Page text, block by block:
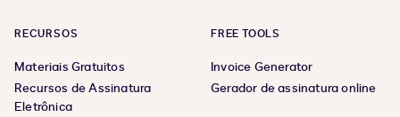
RECURSOS
Materiais Gratuitos
Recursos de Assinatura
Eletrônica
FREE TOOLS
Invoice Generator
Gerador de assinatura online